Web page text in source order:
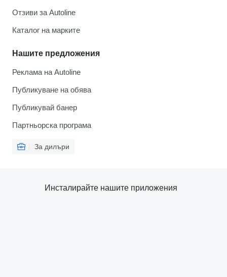
Отзиви за Autoline
Каталог на марките
Нашите предложения
Реклама на Autoline
Публикуване на обява
Публикувай банер
Партньорска програма
За дилъри
Инсталирайте нашите приложения